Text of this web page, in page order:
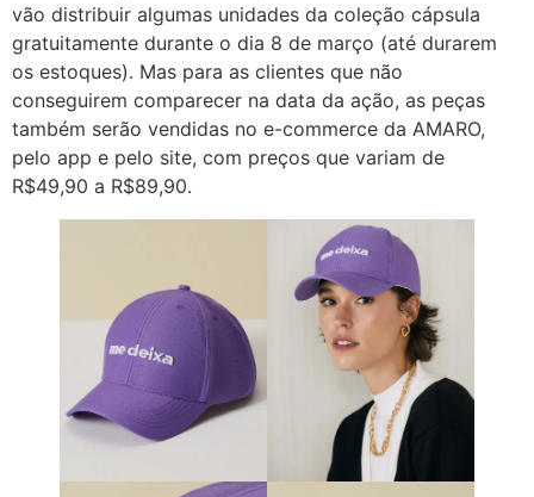
vão distribuir algumas unidades da coleção cápsula
gratuitamente durante o dia 8 de março (até durarem
os estoques). Mas para as clientes que não
conseguirem comparecer na data da ação, as peças
também serão vendidas no e-commerce da AMARO,
pelo app e pelo site, com preços que variam de
R$49,90 a R$89,90.